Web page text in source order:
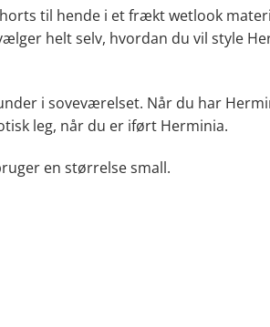
til hende i et frækt wetlook
helt selv, hvordan du vil style
i soveværelset. Når du har
leg, når du er iført Herminia.
en størrelse small.